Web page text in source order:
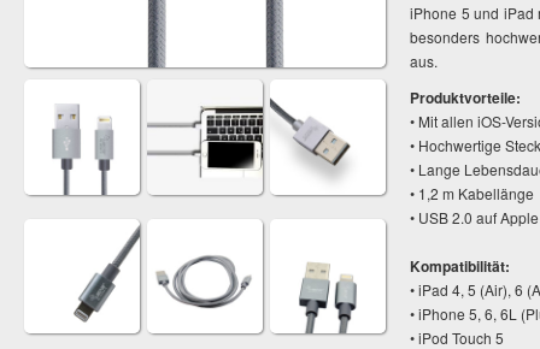
iPhone 5 und iPad
besonders
aus.
Produktvorteile:
• Mit allen iOS-
• Hochwertige
• Lange
• 1,2 m Kabellänge
• USB 2.0 auf
Kompatibilität:
• iPad 4, 5 (Air), 6
• iPhone 5, 6, 6L
• iPod Touch 5